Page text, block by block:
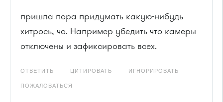
пришла пора придумать какую-нибудь
хитрось, чо. Например убедить что камеры
отключены и зафиксировать всех.
ОТВЕТИТЬ ЦИТИРОВАТЬ ИГНОРИРОВАТЬ
ПОЖАЛОВАТЬСЯ